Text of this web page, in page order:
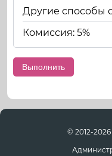
Другие способы
Комиссия: 5%
© 2012-